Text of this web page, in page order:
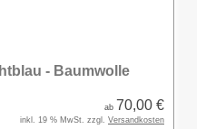
- Baumwolle
ab 70,00 €
inkl. 19 % MwSt. zzgl. Versandkosten